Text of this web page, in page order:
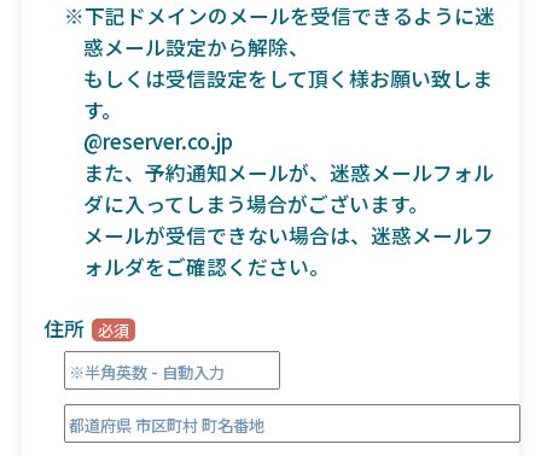
※下記ドメインのメールを受信できるように迷
惑メール設定から解除、
もしくは受信設定をして頂く様お願い致しま
す。
@reserver.co.jp
また、予約通知メールが、迷惑メールフォル
ダに入ってしまう場合がございます。
メールが受信できない場合は、迷惑メールフ
ォルダをご確認ください。
住所